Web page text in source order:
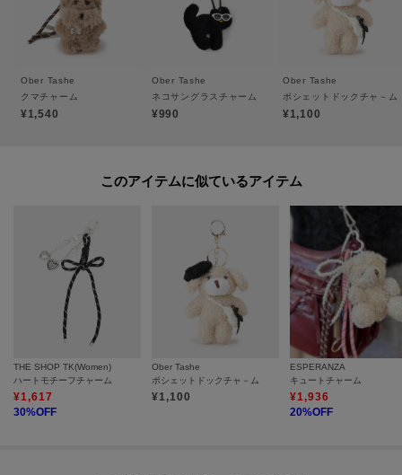
Ober Tashe
クマチャーム
¥1,540
Ober Tashe
ネコサングラスチャーム
¥990
Ober Tashe
ポシェットドックチャ－ム
¥1,100
このアイテムに似ているアイテム
THE SHOP TK(Women)
ハートモチーフチャーム
¥1,617
30%OFF
Ober Tashe
ポシェットドックチャ－ム
¥1,100
ESPERANZA
キュートチャーム
¥1,936
20%OFF